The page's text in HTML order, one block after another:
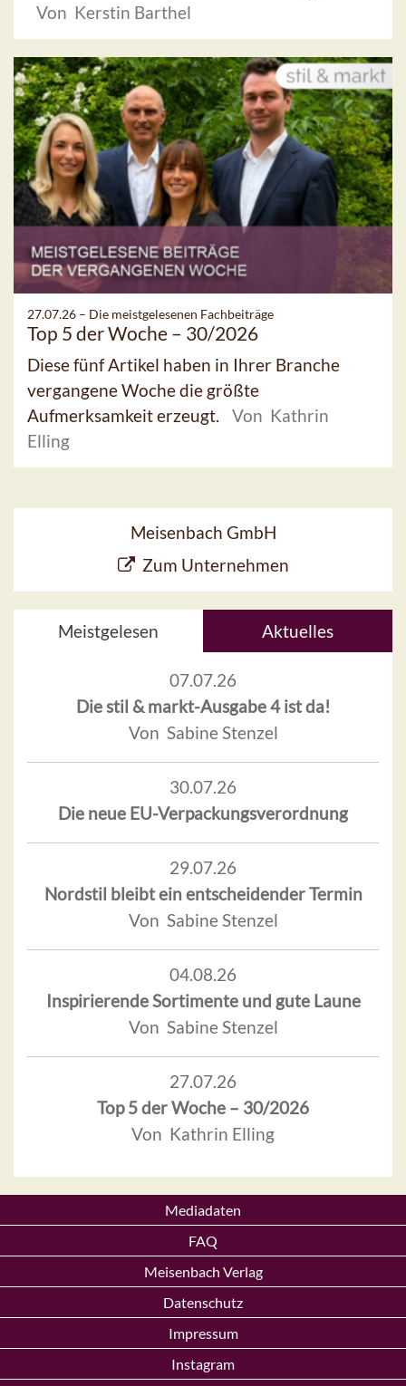
Von Kerstin Barthel
27.07.26 – Die meistgelesenen Fachbeiträge
Top 5 der Woche – 30/2026
Diese fünf Artikel haben in Ihrer Branche
vergangene Woche die größte
Aufmerksamkeit erzeugt.
Von Kathrin
Elling
Meisenbach GmbH
Zum Unternehmen
Meistgelesen Aktuelles
07.07.26
Die stil & markt-Ausgabe 4 ist da!
Von Sabine Stenzel
30.07.26
Die neue EU-Verpackungsverordnung
29.07.26
Nordstil bleibt ein entscheidender Termin
Von Sabine Stenzel
04.08.26
Inspirierende Sortimente und gute Laune
Von Sabine Stenzel
27.07.26
Top 5 der Woche – 30/2026
Von Kathrin Elling
Mediadaten
FAQ
Meisenbach Verlag
Datenschutz
Impressum
Instagram